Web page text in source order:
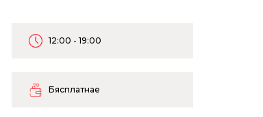
12:00 - 19:00
Бясплатнае